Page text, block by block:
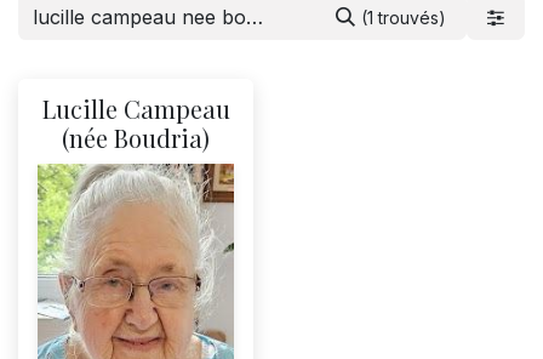
(1 trouvés)
Lucille Campeau
(née Boudria)